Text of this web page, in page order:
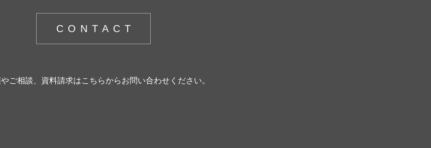
CONTACT
ご相談、資料請求はこちらからお問い合わせください。